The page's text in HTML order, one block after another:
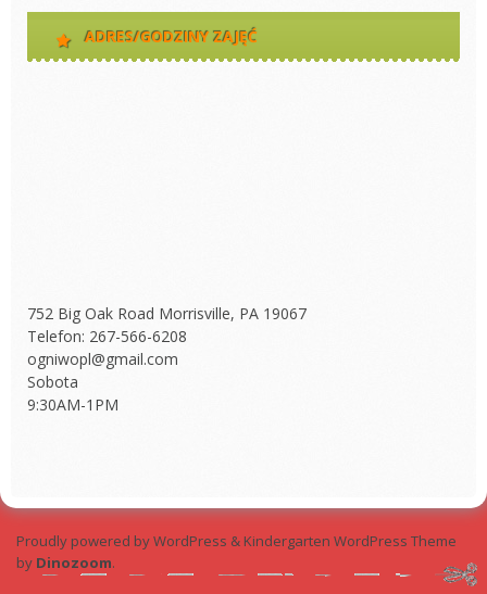
ADRES/GODZINY ZAJĘĆ
752 Big Oak Road Morrisville, PA 19067
Telefon: 267-566-6208
ogniwopl@gmail.com
Sobota
9:30AM-1PM
Proudly powered by WordPress & Kindergarten WordPress Theme
by Dinozoom.